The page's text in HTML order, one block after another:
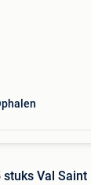
stuks Val